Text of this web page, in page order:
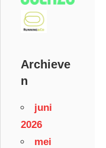
Archieve
n
juni
2026
mei